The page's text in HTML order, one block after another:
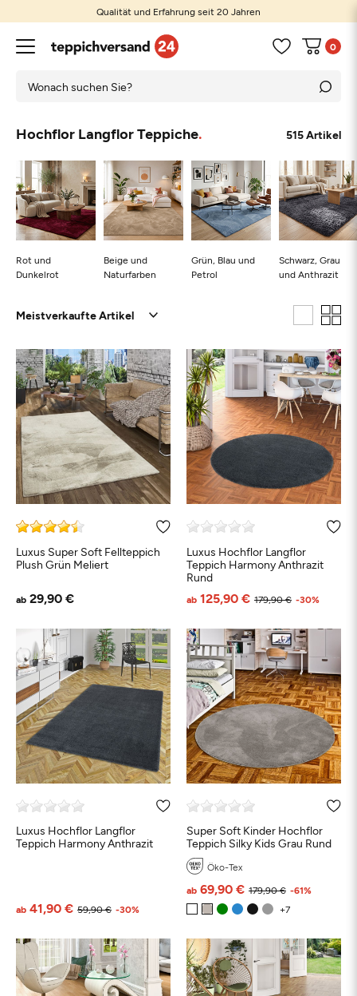
Qualität und Erfahrung seit 20 Jahren
0
Hochflor Langflor Teppiche 515 Artikel
Rot und
Dunkelrot
Beige und
Naturfarben
Grün, Blau und
Petrol
Schwarz, Grau
und Anthrazit
Luxus Super Soft Fellteppich
Plush Grün Meliert
ab 29,90 €
Luxus Hochflor Langflor
Teppich Harmony Anthrazit
Rund
179,90 €
ab 125,90 € -30%
Luxus Hochflor Langflor
Teppich Harmony Anthrazit
59,90 €
ab 41,90 € -30%
Super Soft Kinder Hochflor
Teppich Silky Kids Grau Rund
Öko-Tex
179,90 €
ab 69,90 € -61%